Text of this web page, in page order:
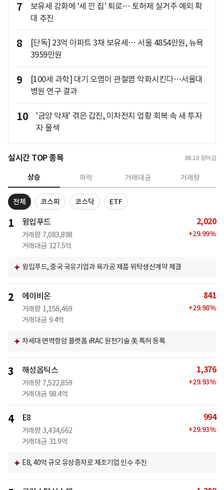
7
보유세 강화에 '세 낀 집' 퇴로… 토허제 실거주 예외 확
대 추진
8
[단독] 23억 아파트 3채 보유세… 서울 4854만원, 뉴욕
3959만원
9
[100세 과학] 대기 오염이 관절염 악화시킨다…서울대
병원 연구 결과
10
'금양 악재' 겪은 갑진, 이차전지 업황 회복 속 새 투자
자 물색
실시간 TOP 종목 08.10 장마감
상승 하락 거래대금 거래량
전체 코스피 코스닥 ETF
1 윙입푸드
거래량 7,083,898
거래대금 127.5억
2,020
+29.99%
윙입푸드, 중국 국유기업과 육가공 제품 위탁생산계약 체결
2 에이비온
거래량 1,158,469
거래대금 9.4억
841
+29.98%
차세대 면역항암 플랫폼 iRAC 원천기술 美 특허 등록
3 해성옵틱스
거래량 7,522,859
거래대금 98.4억
1,376
+29.93%
4 E8
거래량 3,434,662
거래대금 31.9억
994
+29.93%
E8, 40억 규모 유상증자로 제조기업 인수 추진